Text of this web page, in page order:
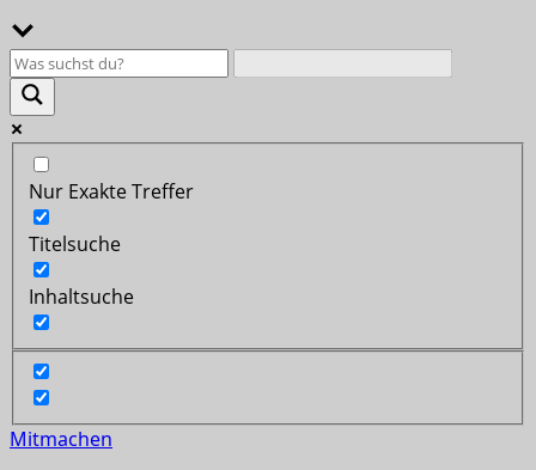
Nur Exakte Treffer
Titelsuche
Inhaltsuche
Mitmachen